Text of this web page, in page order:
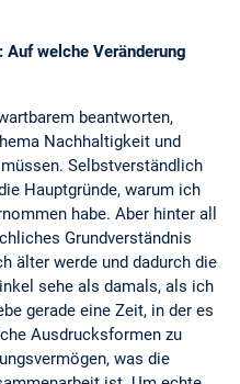
Auf welche Veränderung
beantworten,
Nachhaltigkeit und
Selbstverständlich
Hauptgründe, warum ich
habe. Aber hinter all
Grundverständnis
älter werde und dadurch die
sehe als damals, als ich
gerade eine Zeit, in der es
Ausdrucksformen zu
was die